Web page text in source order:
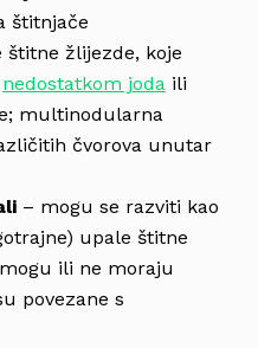
štitnjače
štitne žlijezde, koje
nedostatkom joda ili
multinodularna
čvorova unutar
– mogu se razviti kao
upale štitne
ili ne moraju
povezane s